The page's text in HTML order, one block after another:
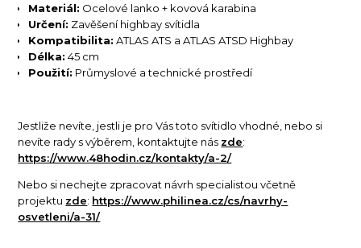
Materiál: Ocelové lanko + kovová karabina
Určení: Zavěšení highbay svítidla
Kompatibilita: ATLAS ATS a ATLAS ATSD Highbay
Délka: 45 cm
Použití: Průmyslové a technické prostředí
Jestliže nevíte, jestli je pro Vás toto svítidlo vhodné, nebo si
nevíte rady s výběrem, kontaktujte nás zde:
https://www.48hodin.cz/kontakty/a-2/
Nebo si nechejte zpracovat návrh specialistou včetně
projektu zde: https://www.philinea.cz/cs/navrhy-
osvetleni/a-31/